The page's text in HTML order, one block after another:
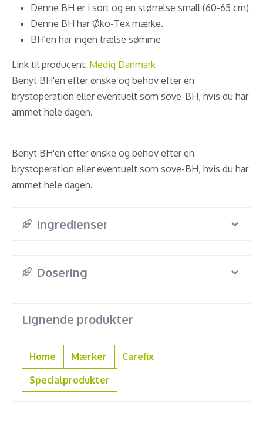
Denne BH er i sort og en størrelse small (60-65 cm)
Denne BH har Øko-Tex mærke.
BH'en har ingen trælse sømme
Link til producent: Mediq Danmark
Benyt BH'en efter ønske og behov efter en
brystoperation eller eventuelt som sove-BH, hvis du har
ammet hele dagen.
Benyt BH'en efter ønske og behov efter en
brystoperation eller eventuelt som sove-BH, hvis du har
ammet hele dagen.
Ingredienser
Dosering
Lignende produkter
Home Mærker
Carefix
Specialprodukter